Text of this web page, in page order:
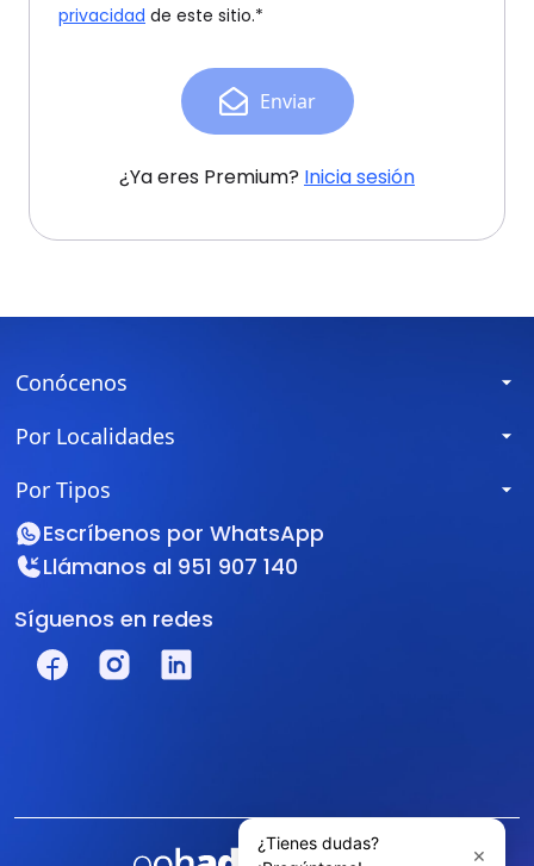
privacidad de este sitio.*
Enviar
¿Ya eres Premium? Inicia sesión
Conócenos
Por Localidades
Por Tipos
Escríbenos por WhatsApp
Llámanos al 951 907 140
Síguenos en redes